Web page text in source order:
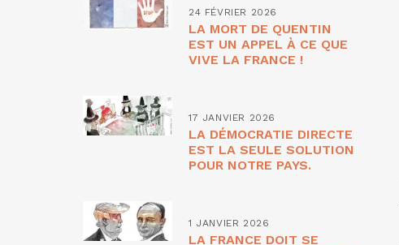
24 FÉVRIER 2026
LA MORT DE QUENTIN
EST UN APPEL À CE QUE
VIVE LA FRANCE !
17 JANVIER 2026
LA DÉMOCRATIE DIRECTE
EST LA SEULE SOLUTION
POUR NOTRE PAYS.
1 JANVIER 2026
LA FRANCE DOIT SE